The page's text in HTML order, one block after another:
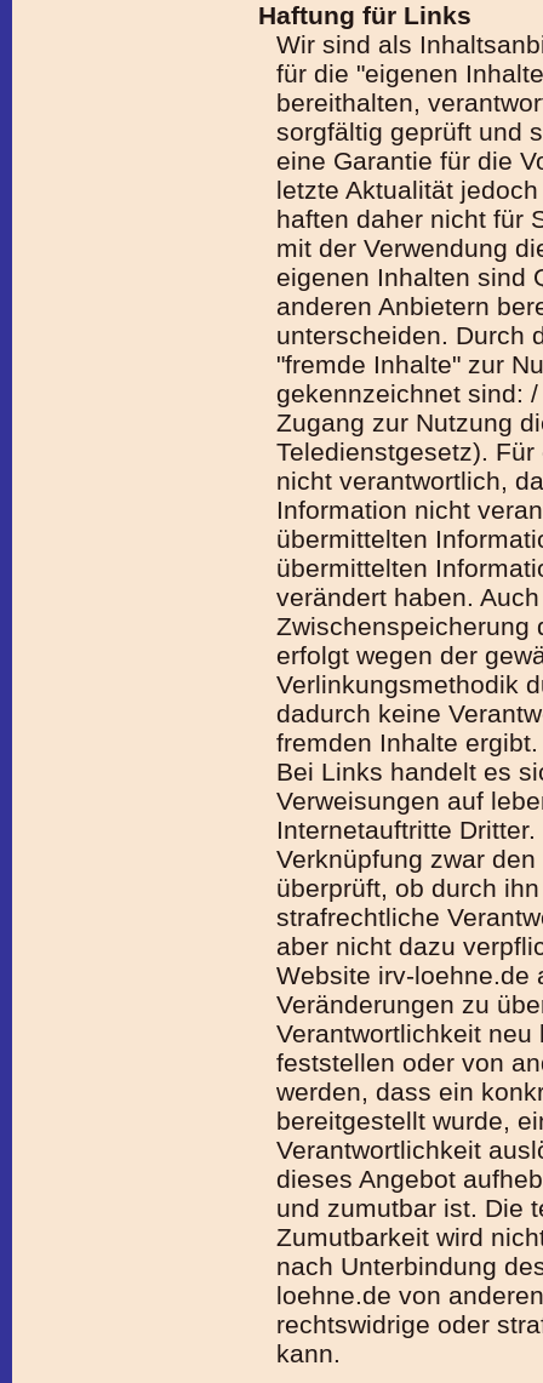
Haftung für Links
Wir sind als
für die "eigenen
bereithalten,
sorgfältig geprüft und
eine Garantie für die
letzte Aktualität
haften daher nicht für
mit der Verwendung
eigenen Inhalten sind
anderen Anbietern
unterscheiden. Durch
"fremde Inhalte" zur
ge­kenn­zeich­net sind:
Zugang zur Nutzung
Teledienstgesetz).
nicht verantwortlich,
Information nicht
übermittelten
übermittelten
verändert haben.
Zwischenspeicherung
erfolgt wegen der
Verlinkungsmethodik
dadurch keine
fremden Inhalte ergibt.
Bei Links handelt es
Verweisungen auf
Internetauftritte
Verknüpfung zwar
überprüft, ob durch
strafrechtliche
aber nicht dazu
Website irv-loehne.de
Veränderungen zu
Verantwortlichkeit
feststellen oder von
werden, dass ein
bereitgestellt wurde,
Verantwortlichkeit
dieses Angebot
und zumutbar ist. Die
Zumutbarkeit wird
nach Unterbindung
loehne.de von
rechtswidrige oder
kann.